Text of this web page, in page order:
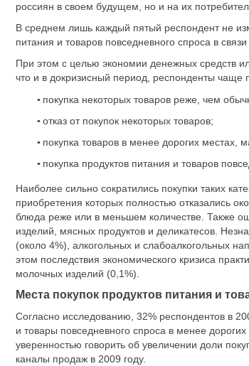
россиян в своем будущем, но и на их
В среднем лишь каждый пятый респондент не
питания и товаров повседневного спроса в
При этом с целью экономии денежных средств
что и в докризисный период, респонденты чаще
покупка некоторых товаров реже, чем
отказ от покупок некоторых товаров;
покупка товаров в менее дорогих местах,
покупка продуктов питания и товаров
Наиболее сильно сократились покупки таких
приобретения которых полностью отказались
блюда реже или в меньшем количестве. Также
изделий, мясных продуктов и деликатесов.
(около 4%), алкогольных и слабоалкогольных
этом последствия экономического кризиса
молочных изделий (0,1%).
Места покупок продуктов питания и
Согласно исследованию, 32% респондентов в
и товары повседневного спроса в менее
уверенностью говорить об увеличении доли
каналы продаж в 2009 году.